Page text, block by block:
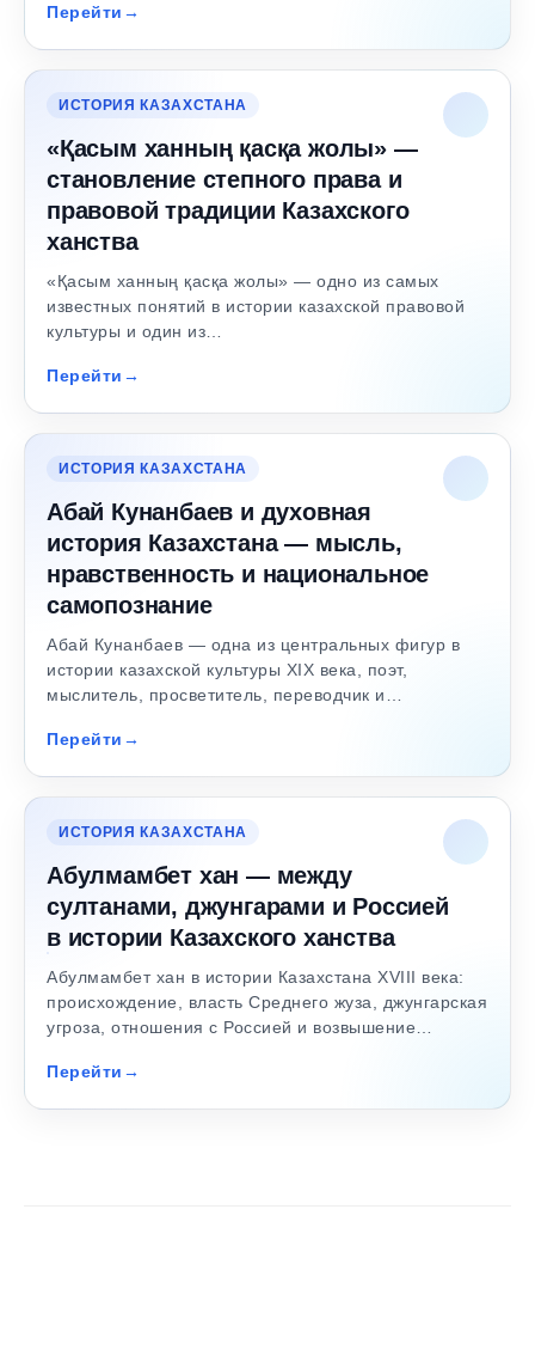
Перейти
ИСТОРИЯ КАЗАХСТАНА
«Қасым ханның қасқа жолы» —
становление степного права и
правовой традиции Казахского
ханства
«Қасым ханның қасқа жолы» — одно из самых
известных понятий в истории казахской правовой
культуры и один из…
Перейти
ИСТОРИЯ КАЗАХСТАНА
Абай Кунанбаев и духовная
история Казахстана — мысль,
нравственность и национальное
самопознание
Абай Кунанбаев — одна из центральных фигур в
истории казахской культуры XIX века, поэт,
мыслитель, просветитель, переводчик и…
Перейти
ИСТОРИЯ КАЗАХСТАНА
Абулмамбет хан — между
султанами, джунгарами и Россией
в истории Казахского ханства
Абулмамбет хан в истории Казахстана XVIII века:
происхождение, власть Среднего жуза, джунгарская
угроза, отношения с Россией и возвышение…
Перейти